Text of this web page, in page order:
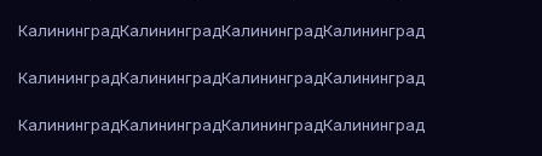
КалининградКалининградКалининградКалининград
КалининградКалининградКалининградКалининград
КалининградКалининградКалининградКалининград